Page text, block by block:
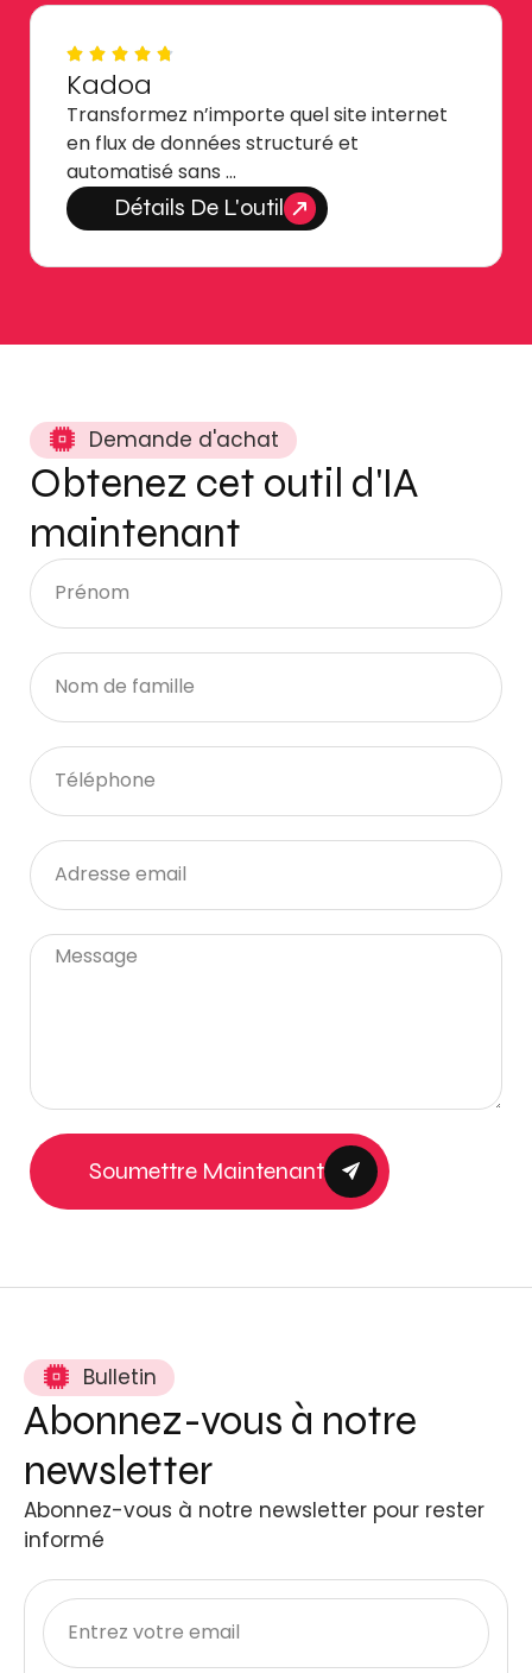
Kadoa
Transformez n’importe quel site internet
en flux de données structuré et
automatisé sans …
Détails De L'outil
Demande d'achat
Obtenez cet outil d'IA
maintenant
Soumettre Maintenant
Bulletin
Abonnez-vous à notre
newsletter
Abonnez-vous à notre newsletter pour rester
informé